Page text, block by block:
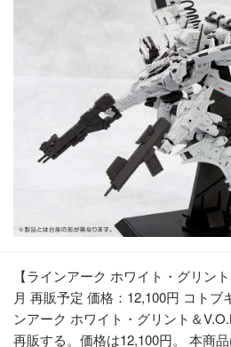
【ラインアーク ホワイト・グリン
月 再販予定 価格：12,100円 コトブ
ンアーク ホワイト・グリント＆
再販する。価格は12,100円。 本商